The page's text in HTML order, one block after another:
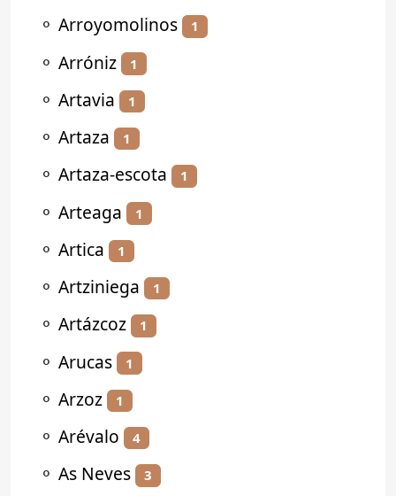
⚬ Arroyomolinos 1
⚬ Arróniz 1
⚬ Artavia 1
⚬ Artaza 1
⚬ Artaza-escota 1
⚬ Arteaga 1
⚬ Artica 1
⚬ Artziniega 1
⚬ Artázcoz 1
⚬ Arucas 1
⚬ Arzoz 1
⚬ Arévalo 4
⚬ As Neves 3